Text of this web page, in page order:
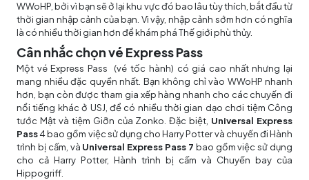
WWoHP, bởi vì bạn sẽ ở lại khu vực đó bao lâu tùy thích, bắt đầu từ
thời gian nhập cảnh của bạn. Vì vậy, nhập cảnh sớm hơn có nghĩa
là có nhiều thời gian hơn để khám phá Thế giới phù thủy.
Cân nhắc chọn vé Express Pass
Một vé Express Pass (vé tốc hành) có giá cao nhất nhưng lại
mang nhiều đặc quyền nhất. Bạn không chỉ vào WWoHP nhanh
hơn, bạn còn được tham gia xếp hàng nhanh cho các chuyến đi
nổi tiếng khác ở USJ, để có nhiều thời gian dạo chơi tiệm Công
tước Mật và tiệm Giỡn của Zonko. Đặc biệt, Universal Express
Pass4 bao gồm việc sử dụng cho Harry Potter và chuyến đi Hành
trình bị cấm, và Universal Express Pass 7 bao gồm việc sử dụng
cho cả Harry Potter, Hành trình bị cấm và Chuyến bay của
Hippogriff.